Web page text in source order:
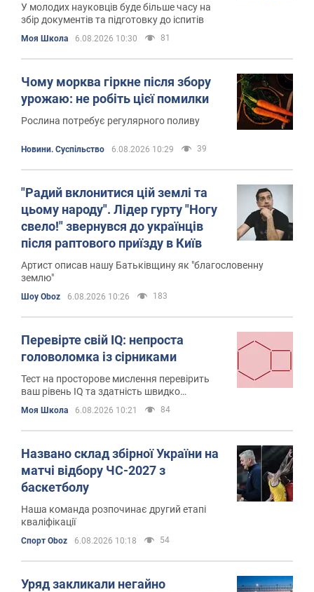
У молодих науковців буде більше часу на
збір документів та підготовку до іспитів
Моя Школа 6.08.2026 10:30 81
Чому морква гіркне після збору
урожаю: не робіть цієї помилки
Рослина потребує регулярного поливу
Новини. Суспільство 6.08.2026 10:29 39
"Радий вклонитися цій землі та
цьому народу". Лідер гурту "Ногу
свело!" звернувся до українців
після раптового приїзду в Київ
Артист описав нашу Батьківщину як "благословенну
землю"
Шоу Oboz 6.08.2026 10:26 183
Перевірте свій IQ: непроста
головоломка із сірниками
Тест на просторове мислення перевірить
ваш рівень IQ та здатність швидко
знаходити нестандартні рішення
Моя Школа 6.08.2026 10:21 84
Названо склад збірної України на
матчі відбору ЧС-2027 з
баскетболу
Наша команда розпочинає другий етапі
кваліфікації
Спорт Oboz 6.08.2026 10:18 54
Уряд закликали негайно